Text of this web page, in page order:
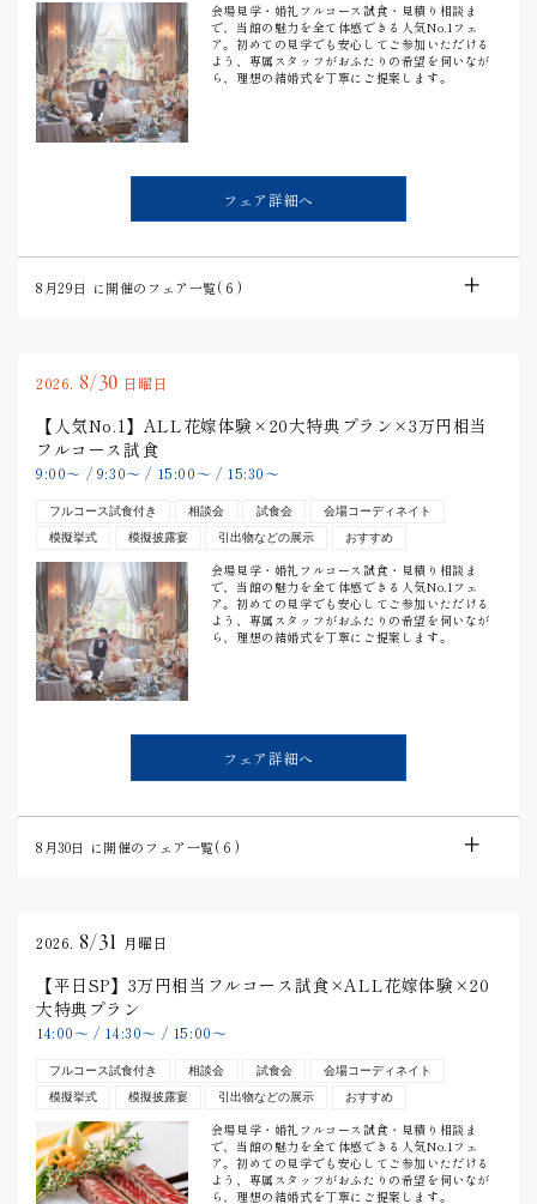
会場見学・婚礼フルコース試食・見積り相談ま
で、当館の魅力を全て体感できる人気No.1フェ
ア。初めての見学でも安心してご参加いただける
よう、専属スタッフがおふたりの希望を伺いなが
ら、理想の結婚式を丁寧にご提案します。
フェア詳細へ
8月29日 に開催のフェア一覧(6 )
2026. 8/30 日曜日
【人気No.1】ALL花嫁体験×20大特典プラン×3万円相当
フルコース試食
9:00〜 / 9:30〜 / 15:00〜 / 15:30〜
フルコース試食付き 相談会 試食会
会場コーディネイト
模擬挙式
模擬披露宴 引出物などの展示 おすすめ
会場見学・婚礼フルコース試食・見積り相談ま
で、当館の魅力を全て体感できる人気No.1フェ
ア。初めての見学でも安心してご参加いただける
よう、専属スタッフがおふたりの希望を伺いなが
ら、理想の結婚式を丁寧にご提案します。
フェア詳細へ
8月30日 に開催のフェア一覧(6 )
2026. 8/31 月曜日
【平日SP】3万円相当フルコース試食×ALL花嫁体験×20
大特典プラン
14:00〜 / 14:30〜 / 15:00〜
フルコース試食付き 相談会 試食会
会場コーディネイト
模擬挙式
模擬披露宴 引出物などの展示 おすすめ
会場見学・婚礼フルコース試食・見積り相談ま
で、当館の魅力を全て体感できる人気No.1フェ
ア。初めての見学でも安心してご参加いただける
よう、専属スタッフがおふたりの希望を伺いなが
ら、理想の結婚式を丁寧にご提案します。